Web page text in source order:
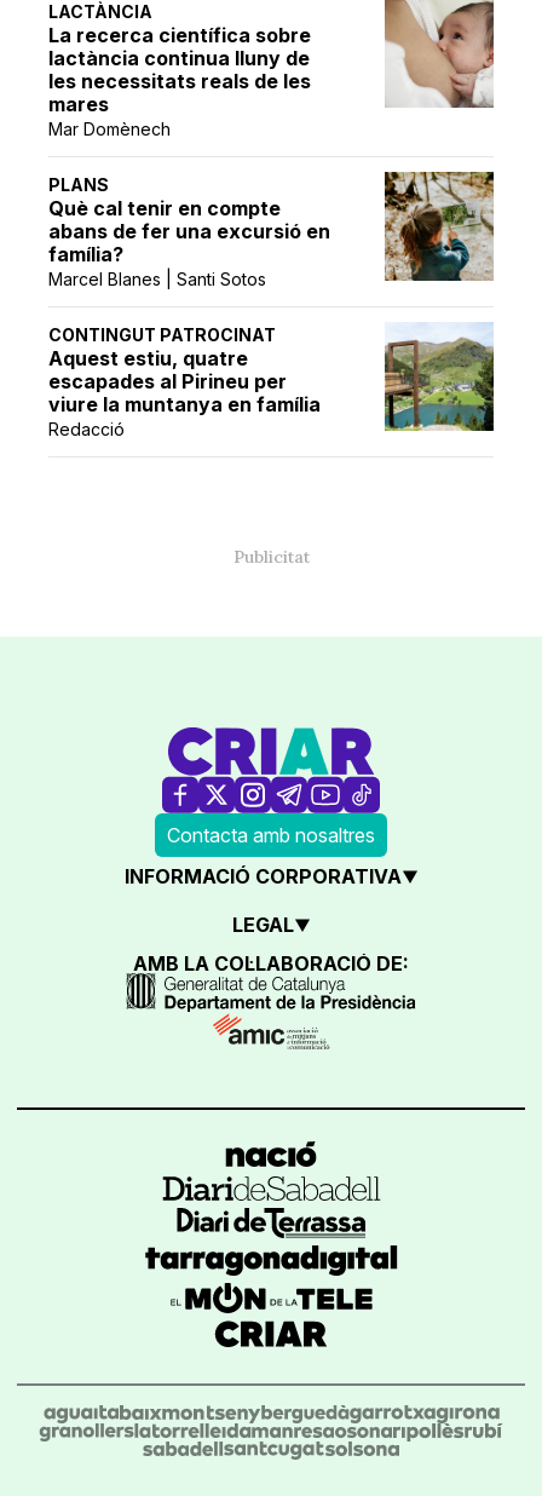
LACTÀNCIA
La recerca científica sobre
lactància continua lluny de
les necessitats reals de les
mares
Mar Domènech
PLANS
Què cal tenir en compte
abans de fer una excursió en
família?
Marcel Blanes | Santi Sotos
CONTINGUT PATROCINAT
Aquest estiu, quatre
escapades al Pirineu per
viure la muntanya en família
Redacció
Contacta amb nosaltres
INFORMACIÓ CORPORATIVA
LEGAL
AMB LA COL·LABORACIÓ DE: